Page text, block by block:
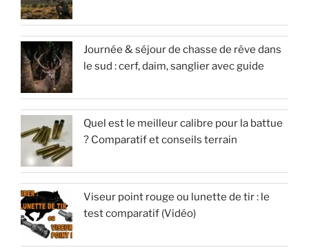
Journée & séjour de chasse de rêve dans
le sud : cerf, daim, sanglier avec guide
Quel est le meilleur calibre pour la battue
? Comparatif et conseils terrain
Viseur point rouge ou lunette de tir : le
test comparatif (Vidéo)